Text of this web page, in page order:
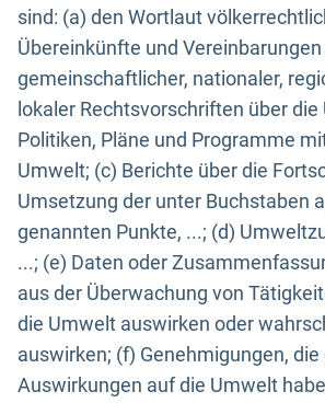
sind: (a) den Wortlaut
Übereinkünfte und
gemeinschaftlicher, nationaler,
lokaler Rechtsvorschriften über die
Politiken, Pläne und Programme
Umwelt; (c) Berichte über die
Umsetzung der unter Buchstaben
genannten Punkte, ...; (d)
...; (e) Daten oder
aus der Überwachung von
die Umwelt auswirken oder
auswirken; (f) Genehmigungen,
Auswirkungen auf die Umwelt